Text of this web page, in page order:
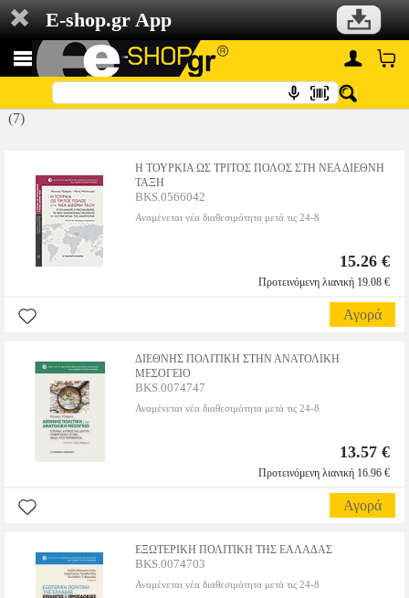
E-shop.gr App
(7)
Η ΤΟΥΡΚΙΑ ΩΣ ΤΡΙΤΟΣ ΠΟΛΟΣ ΣΤΗ ΝΕΑ ΔΙΕΘΝΗ
ΤΑΞΗ
BKS.0566042
Αναμένεται νέα διαθεσιμότητα μετά τις 24-8
15.26 €
Προτεινόμενη λιανική 19.08 €
Αγορά
ΔΙΕΘΝΗΣ ΠΟΛΙΤΙΚΗ ΣΤΗΝ ΑΝΑΤΟΛΙΚΗ
ΜΕΣΟΓΕΙΟ
BKS.0074747
Αναμένεται νέα διαθεσιμότητα μετά τις 24-8
13.57 €
Προτεινόμενη λιανική 16.96 €
Αγορά
ΕΞΩΤΕΡΙΚΗ ΠΟΛΙΤΙΚΗ ΤΗΣ ΕΛΛΑΔΑΣ
BKS.0074703
Αναμένεται νέα διαθεσιμότητα μετά τις 24-8